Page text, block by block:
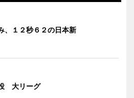
、１２秒６２の日本新
大リーグ